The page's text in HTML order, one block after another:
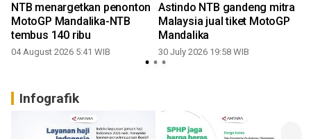
NTB menargetkan penonton
MotoGP Mandalika-NTB
tembus 140 ribu
04 August 2026 5:41 WIB
Astindo NTB gandeng mitra
Malaysia jual tiket MotoGP
Mandalika
30 July 2026 19:58 WIB
Infografik